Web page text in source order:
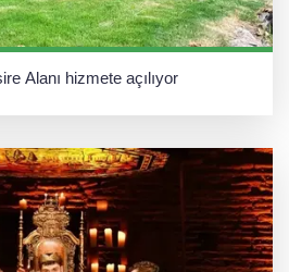
Alanı hizmete açılıyor